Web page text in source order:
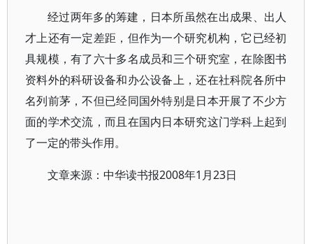
经过两年多的筹建，日本所虽然在出成果、出人
才上还有一定差距，但作为一个研究机构，它已经初
具规模，有了六十多名成员和三个研究室，在除图书
资料外的科研设备和办公设备上，还在社科院各所中
名列前茅，不但已经同国外特别是日本开展了不少方
面的学术交流，而且在国内日本研究这门学科上起到
了一定的带头作用。
文章来源：中华读书报2008年1月23日